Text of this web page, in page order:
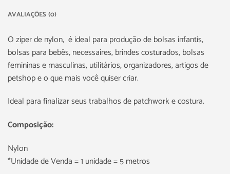
AVALIAÇÕES (0)
O zíper de nylon, é ideal para produção de bolsas infantis,
bolsas para bebês, necessaires, brindes costurados, bolsas
femininas e masculinas, utilitários, organizadores, artigos de
petshop e o que mais você quiser criar.
Ideal para finalizar seus trabalhos de patchwork e costura.
Composição:
Nylon
*Unidade de Venda = 1 unidade = 5 metros